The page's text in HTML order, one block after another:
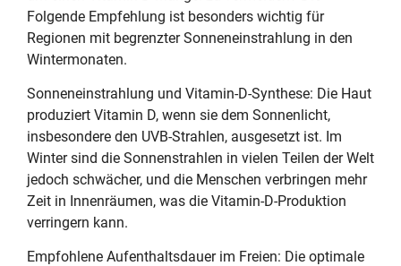
Folgende Empfehlung ist besonders wichtig für
Regionen mit begrenzter Sonneneinstrahlung in den
Wintermonaten.
Sonneneinstrahlung und Vitamin-D-Synthese: Die Haut
produziert Vitamin D, wenn sie dem Sonnenlicht,
insbesondere den UVB-Strahlen, ausgesetzt ist. Im
Winter sind die Sonnenstrahlen in vielen Teilen der Welt
jedoch schwächer, und die Menschen verbringen mehr
Zeit in Innenräumen, was die Vitamin-D-Produktion
verringern kann.
Empfohlene Aufenthaltsdauer im Freien: Die optimale